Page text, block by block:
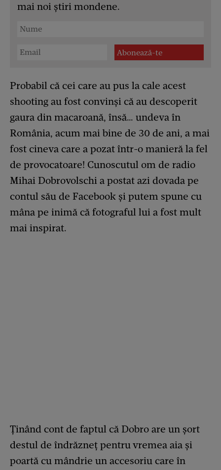
mai noi știri mondene.
Probabil că cei care au pus la cale acest
shooting au fost convinși că au descoperit
gaura din macaroană, însă… undeva în
România, acum mai bine de 30 de ani, a mai
fost cineva care a pozat într-o manieră la fel
de provocatoare! Cunoscutul om de radio
Mihai Dobrovolschi a postat azi dovada pe
contul său de Facebook și putem spune cu
mâna pe inimă că fotograful lui a fost mult
mai inspirat.
Ținând cont de faptul că Dobro are un șort
destul de îndrăzneț pentru vremea aia și
poartă cu mândrie un accesoriu care în